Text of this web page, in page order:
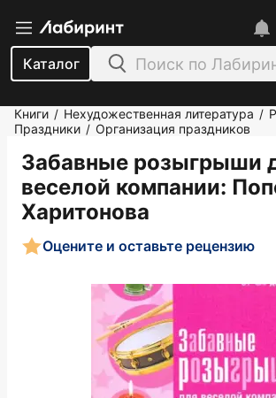
Каталог
Книги / Нехудожественная литература /
Праздники / Организация праздников
Забавные розыгрыши
веселой компании:
Харитонова
Оцените и оставьте рецензию